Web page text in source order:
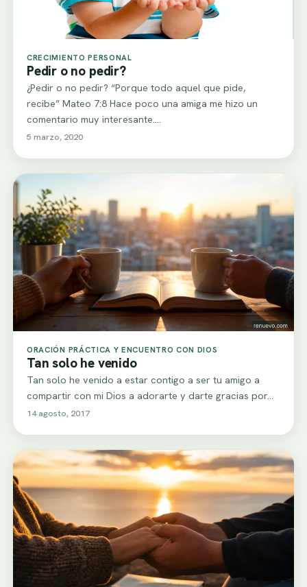
CRECIMIENTO PERSONAL
Pedir o no pedir?
¿Pedir o no pedir? “Porque todo aquel que pide,
recibe” Mateo 7:8 Hace poco una amiga me hizo un
comentario muy interesante.…
5 marzo, 2020
ORACIÓN PRÁCTICA Y ENCUENTRO CON DIOS
Tan solo he venido
Tan solo he venido a estar contigo a ser tu amigo a
compartir con mi Dios a adorarte y darte gracias por…
14 agosto, 2017